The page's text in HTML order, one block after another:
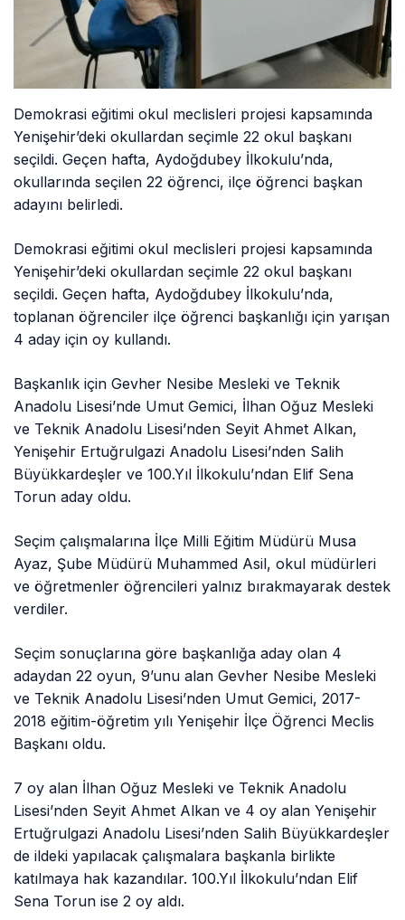
Demokrasi eğitimi okul meclisleri projesi kapsamında
Yenişehir’deki okullardan seçimle 22 okul başkanı
seçildi. Geçen hafta, Aydoğdubey İlkokulu’nda,
okullarında seçilen 22 öğrenci, ilçe öğrenci başkan
adayını belirledi.
Demokrasi eğitimi okul meclisleri projesi kapsamında
Yenişehir’deki okullardan seçimle 22 okul başkanı
seçildi. Geçen hafta, Aydoğdubey İlkokulu’nda,
toplanan öğrenciler ilçe öğrenci başkanlığı için yarışan
4 aday için oy kullandı.
Başkanlık için Gevher Nesibe Mesleki ve Teknik
Anadolu Lisesi’nde Umut Gemici, İlhan Oğuz Mesleki
ve Teknik Anadolu Lisesi’nden Seyit Ahmet Alkan,
Yenişehir Ertuğrulgazi Anadolu Lisesi’nden Salih
Büyükkardeşler ve 100.Yıl İlkokulu’ndan Elif Sena
Torun aday oldu.
Seçim çalışmalarına İlçe Milli Eğitim Müdürü Musa
Ayaz, Şube Müdürü Muhammed Asil, okul müdürleri
ve öğretmenler öğrencileri yalnız bırakmayarak destek
verdiler.
Seçim sonuçlarına göre başkanlığa aday olan 4
adaydan 22 oyun, 9’unu alan Gevher Nesibe Mesleki
ve Teknik Anadolu Lisesi’nden Umut Gemici, 2017-
2018 eğitim-öğretim yılı Yenişehir İlçe Öğrenci Meclis
Başkanı oldu.
7 oy alan İlhan Oğuz Mesleki ve Teknik Anadolu
Lisesi’nden Seyit Ahmet Alkan ve 4 oy alan Yenişehir
Ertuğrulgazi Anadolu Lisesi’nden Salih Büyükkardeşler
de ildeki yapılacak çalışmalara başkanla birlikte
katılmaya hak kazandılar. 100.Yıl İlkokulu’ndan Elif
Sena Torun ise 2 oy aldı.